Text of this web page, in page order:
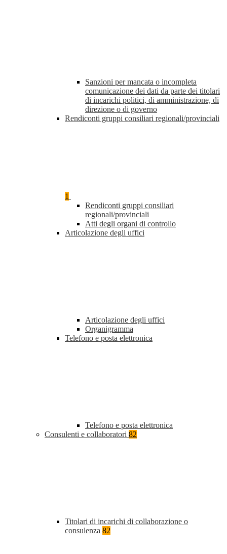
Sanzioni per mancata o incompleta
comunicazione dei dati da parte dei titolari
di incarichi politici, di amministrazione, di
direzione o di governo
Rendiconti gruppi consiliari regionali/provinciali
1
Rendiconti gruppi consiliari
regionali/provinciali
Atti degli organi di controllo
Articolazione degli uffici
Articolazione degli uffici
Organigramma
Telefono e posta elettronica
Telefono e posta elettronica
Consulenti e collaboratori 82
Titolari di incarichi di collaborazione o
consulenza 82